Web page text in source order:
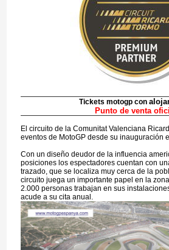
Tickets motogp con
Punto de venta
El circuito de la Comunitat Valenciana
eventos de MotoGP desde su inauguración
Con un diseño deudor de la influencia
posiciones los espectadores cuentan con
trazado, que se localiza muy cerca de la
circuito juega un importante papel en la
2.000 personas trabajan en sus
acude a su cita anual.